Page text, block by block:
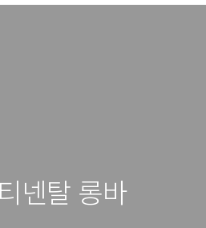
넨탈 롱바